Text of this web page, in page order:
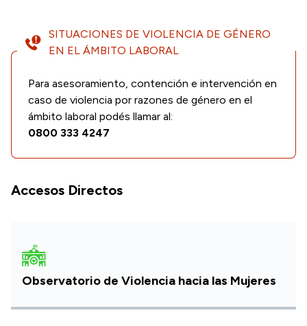
SITUACIONES DE VIOLENCIA DE GÉNERO
EN EL ÁMBITO LABORAL
Para asesoramiento, contención e intervención en
caso de violencia por razones de género en el
ámbito laboral podés llamar al:
0800 333 4247
Accesos Directos
Observatorio de Violencia hacia las Mujeres